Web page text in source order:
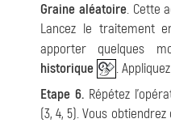
Graine aléatoire. Cette
Lancez le traitement
apporter quelques
historique
.
Etape 6. Répétez
(3, 4, 5). Vous